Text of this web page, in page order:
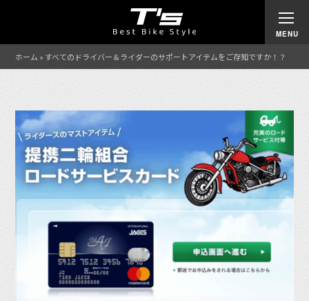
ホーム » すべてのドライバー＆ライダーのサポートアイテムをご存知ですか！？